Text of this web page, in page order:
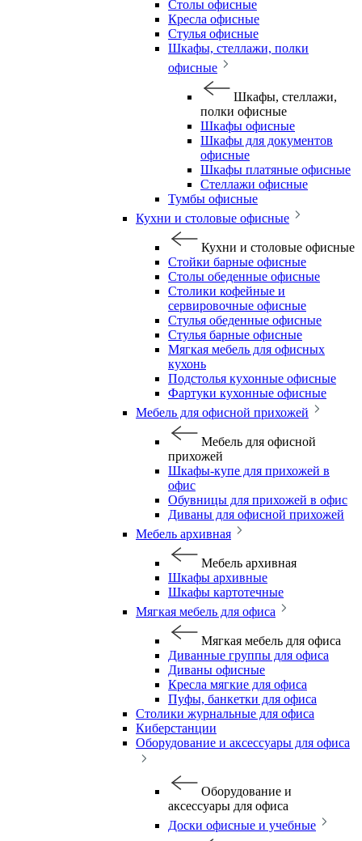
Столы офисные
Кресла офисные
Стулья офисные
Шкафы, стеллажи, полки
офисные
Шкафы, стеллажи,
полки офисные
Шкафы офисные
Шкафы для документов
офисные
Шкафы платяные офисные
Стеллажи офисные
Тумбы офисные
Кухни и столовые офисные
Кухни и столовые офисные
Стойки барные офисные
Столы обеденные офисные
Столики кофейные и
сервировочные офисные
Стулья обеденные офисные
Стулья барные офисные
Мягкая мебель для офисных
кухонь
Подстолья кухонные офисные
Фартуки кухонные офисные
Мебель для офисной прихожей
Мебель для офисной
прихожей
Шкафы-купе для прихожей в
офис
Обувницы для прихожей в офис
Диваны для офисной прихожей
Мебель архивная
Мебель архивная
Шкафы архивные
Шкафы картотечные
Мягкая мебель для офиса
Мягкая мебель для офиса
Диванные группы для офиса
Диваны офисные
Кресла мягкие для офиса
Пуфы, банкетки для офиса
Столики журнальные для офиса
Киберстанции
Оборудование и аксессуары для офиса
Оборудование и
аксессуары для офиса
Доски офисные и учебные